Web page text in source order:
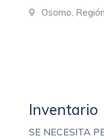
Osorno,
Inventario
SE NECESITA